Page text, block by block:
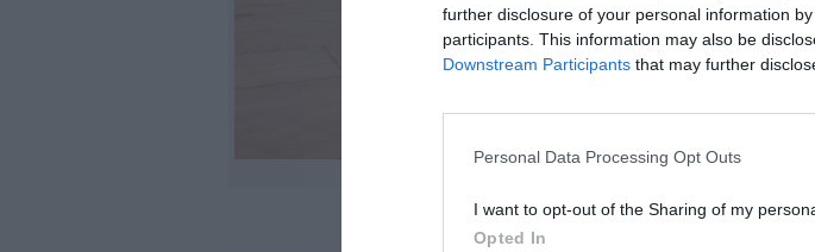
further disclosure of your personal information
participants. This information may also be
Downstream Participants that may further
Personal Data Processing Opt Outs
I want to opt-out of the Sharing of my
Opted In